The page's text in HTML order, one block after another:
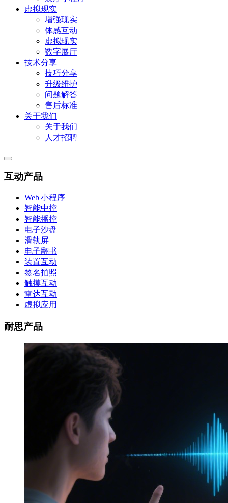
虚拟现实
增强现实
体感互动
虚拟现实
数字展厅
技术分享
技巧分享
升级维护
问题解答
售后标准
关于我们
关于我们
人才招聘
互动产品
Web|小程序
智能中控
智能播控
电子沙盘
滑轨屏
电子翻书
装置互动
签名拍照
触摸互动
雷达互动
虚拟应用
耐思产品